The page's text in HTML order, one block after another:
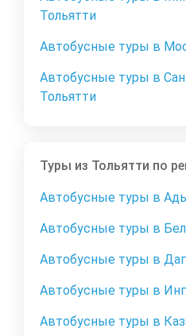
Тольятти
Автобусные туры в
Автобусные туры в
Тольятти
Туры из Тольятти по
Автобусные туры в
Автобусные туры в
Автобусные туры в
Автобусные туры в
Автобусные туры в